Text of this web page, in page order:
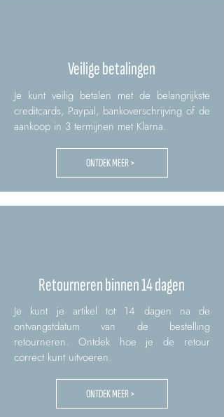
Veilige betalingen
Je kunt veilig betalen met de belangrijkste
creditcards, Paypal, bankoverschrijving of de
aankoop in 3 termijnen met Klarna.
ONTDEK MEER >
Retourneren binnen 14 dagen
Je kunt je artikel tot 14 dagen na de
ontvangstdatum van de bestelling
retourneren. Ontdek hoe je de retour
correct kunt uitvoeren.
ONTDEK MEER >